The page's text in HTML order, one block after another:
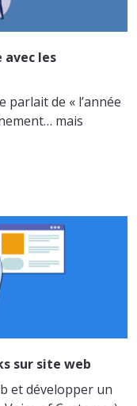
avec les
parlait de « l’année
mais
sur site web
et développer un